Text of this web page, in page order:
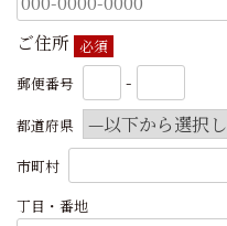
ご住所 必須
郵便番号
-
都道府県
市町村
丁目・番地